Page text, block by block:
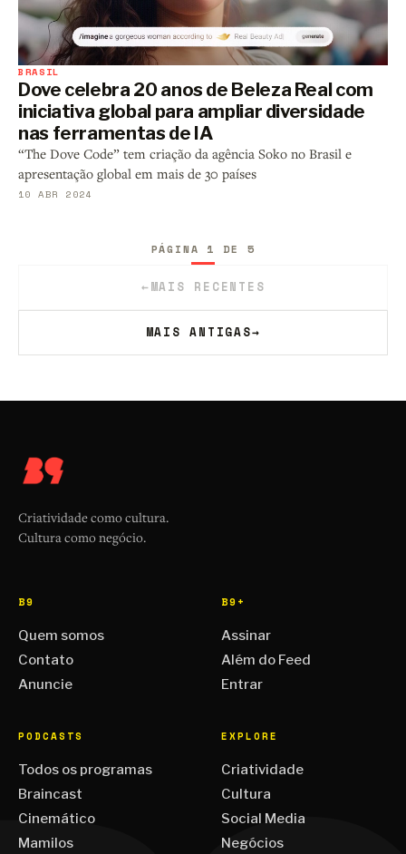
BRASIL
Dove celebra 20 anos de Beleza Real com
iniciativa global para ampliar diversidade
nas ferramentas de IA
“The Dove Code” tem criação da agência Soko no Brasil e
apresentação global em mais de 30 países
10 ABR 2024
←MAIS RECENTES
PÁGINA 1 DE 5
MAIS ANTIGAS→
Criatividade como cultura.
Cultura como negócio.
B9
Quem somos
Contato
Anuncie
B9+
Assinar
Além do Feed
Entrar
PODCASTS
Todos os programas
Braincast
Cinemático
Mamilos
EXPLORE
Criatividade
Cultura
Social Media
Negócios